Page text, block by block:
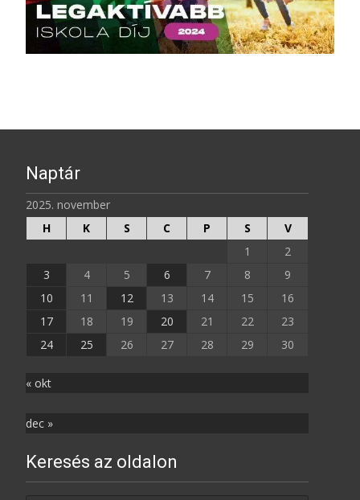
Naptár
2025. november
H
K S C P S
V
1
2
3
4 5 6 7 8
9
10
11 12 13 14 15
16
17
18 19 20 21 22
23
24
25 26 27 28 29 30
« okt
dec »
Keresés az oldalon